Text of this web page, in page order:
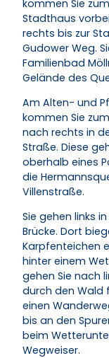
kommen Sie
Stadthaus
rechts bis zur
Gudower Weg.
Familienbad
Gelände des
Am Alten- und
kommen Sie
nach rechts in
Straße. Diese
oberhalb eines
die
Villenstraße.
Sie gehen links
Brücke. Dort
Karpfenteichen
hinter einem
gehen Sie nach
durch den Wald
einen
bis an den
beim
Wegweiser.